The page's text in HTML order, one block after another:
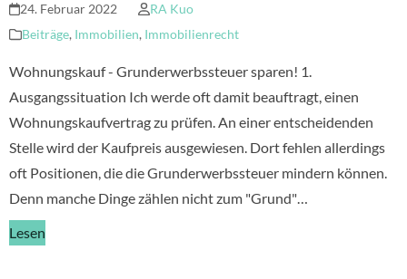
24. Februar 2022
RA Kuo
Beiträge, Immobilien, Immobilienrecht
Wohnungskauf - Grunderwerbssteuer sparen! 1.
Ausgangssituation Ich werde oft damit beauftragt, einen
Wohnungskaufvertrag zu prüfen. An einer entscheidenden
Stelle wird der Kaufpreis ausgewiesen. Dort fehlen allerdings
oft Positionen, die die Grunderwerbssteuer mindern können.
Denn manche Dinge zählen nicht zum "Grund"…
Lesen